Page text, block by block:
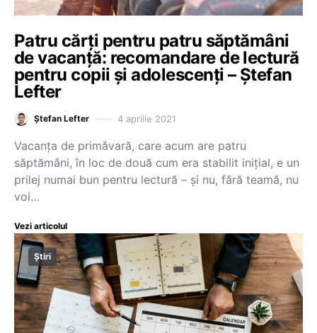
Patru cărți pentru patru săptămâni
de vacanță: recomandare de lectură
pentru copii și adolescenți – Ștefan
Lefter
Ștefan Lefter 4 aprilie 2021
Vacanța de primăvară, care acum are patru
săptămâni, în loc de două cum era stabilit inițial, e un
prilej numai bun pentru lectură – și nu, fără teamă, nu
voi…
Vezi articolul
Știri